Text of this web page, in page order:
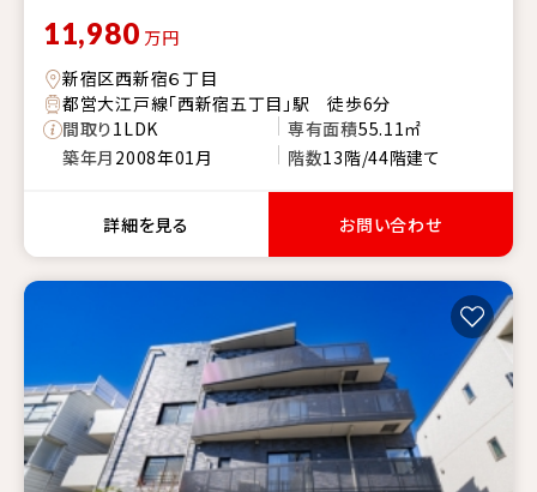
11,980 万円
新宿区西新宿６丁目
都営大江戸線「西新宿五丁目」駅 徒歩6分
間取り1LDK 専有面積55.11㎡
築年月 2008年01月 階数13階/44階建て
詳細を見る お問い合わせ